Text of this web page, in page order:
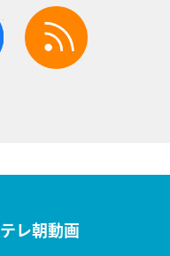
facebook
テレ朝動画